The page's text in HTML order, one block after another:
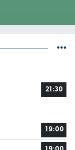
21:30
19:00